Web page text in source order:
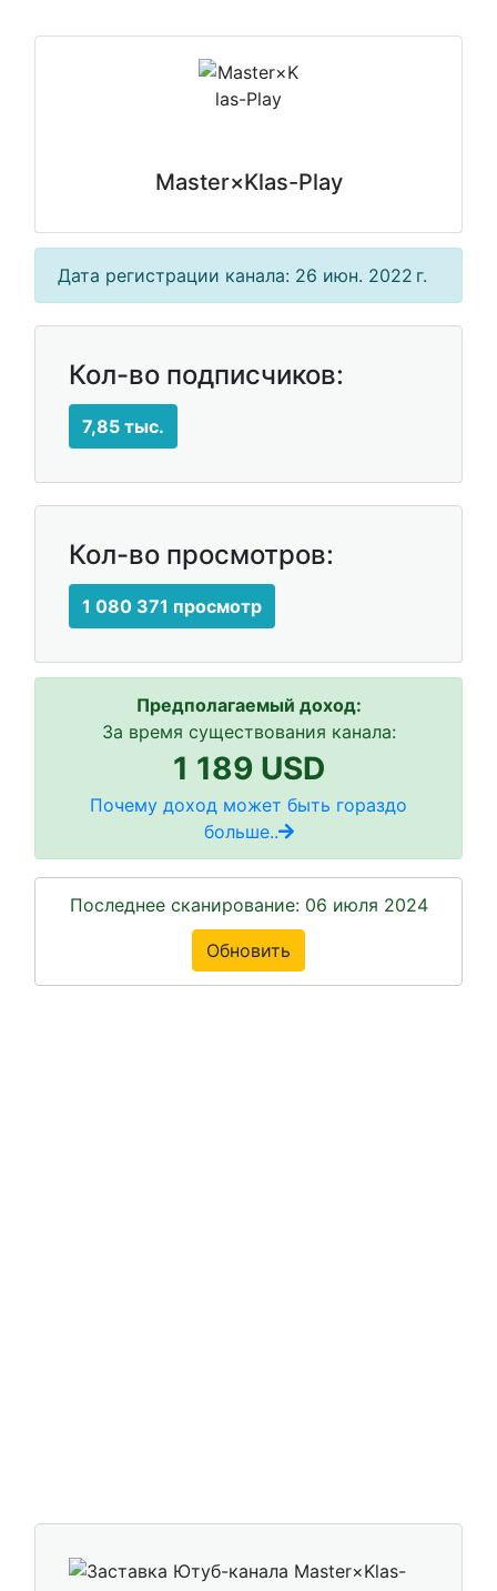
Master×Klas-Play
Дата регистрации канала: 26 июн. 2022 г.
Кол-во подписчиков:
7,85 тыс.
Кол-во просмотров:
1 080 371 просмотр
Предполагаемый доход:
За время существования канала:
1 189 USD
Почему доход может быть гораздо
больше..
Последнее сканирование: 06 июля 2024
Обновить